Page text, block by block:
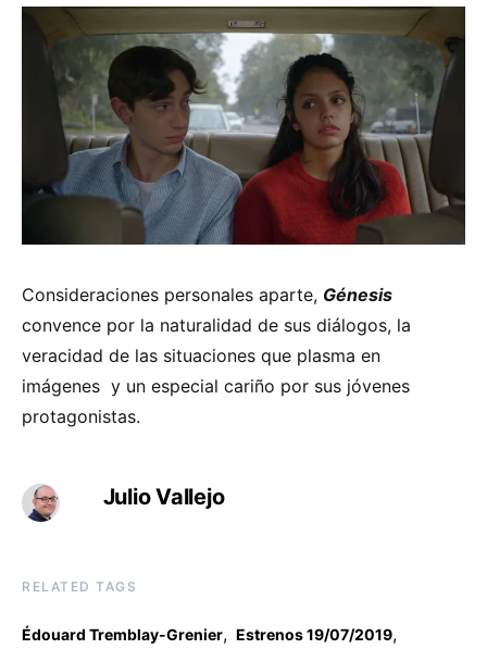
Consideraciones personales aparte, Génesis
convence por la naturalidad de sus diálogos, la
veracidad de las situaciones que plasma en
imágenes y un especial cariño por sus jóvenes
protagonistas.
Julio Vallejo
RELATED TAGS
Édouard Tremblay-Grenier, Estrenos 19/07/2019,